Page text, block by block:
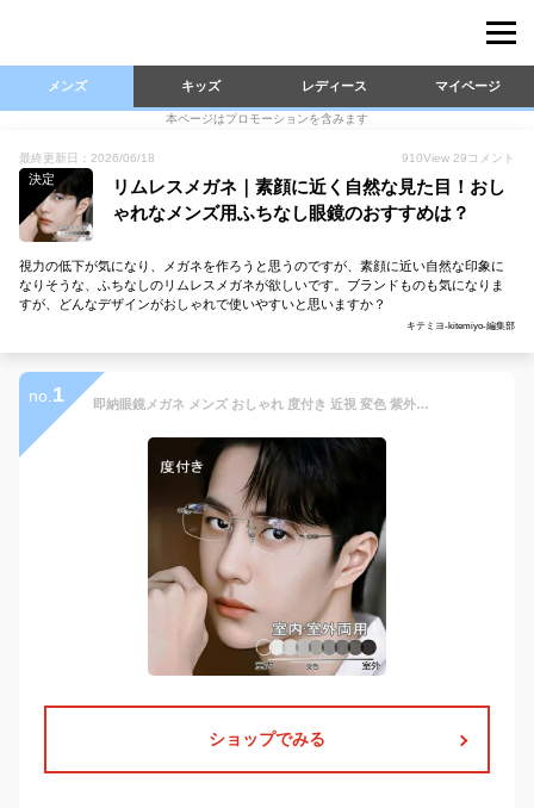
メンズ キッズ レディース マイページ
本ページはプロモーションを含みます
最終更新日：2026/06/18 910View 29 コメント
決定
リムレスメガネ｜素顔に近く自然な見た目！おし
ゃれなメンズ用ふちなし眼鏡のおすすめは？
視力の低下が気になり、メガネを作ろうと思うのですが、素顔に近い自然な印象に
なりそうな、ふちなしのリムレスメガネが欲しいです。ブランドものも気になりま
すが、どんなデザインがおしゃれで使いやすいと思いますか？
キテミヨ-kitemiyo-編集部
no. 1 即納眼鏡メガネ メンズ おしゃれ 度付き 近視 変色 紫外線カット ふちなし リムレス ブルーライトカット標準搭載 メガネ めがね 眼鏡 軽い メンズ 超軽量 ファッションメガネ フリーサイズ
ショップでみる